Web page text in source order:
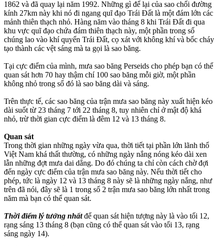
1862 và đã quay lại năm 1992. Những gì để lại của sao chổi đường
kính 27km này khi nó đi ngang quĩ đạo Trái Đất là một đám lớn các
mảnh thiên thạch nhỏ. Hàng năm vào tháng 8 khi Trái Đất đi qua
khu vực quĩ đạo chứa đám thiên thạch này, một phần trong số
chúng lao vào khí quyển Trái Đất, cọ xát với không khí và bốc cháy
tạo thành các vệt sáng mà ta gọi là sao băng.
Tại cực điểm của mình, mưa sao băng Perseids cho phép bạn có thể
quan sát hơn 70 hay thậm chí 100 sao băng mỗi giờ, một phần
không nhỏ trong số đó là sao băng dài và sáng.
Trên thực tế, các sao băng của trận mưa sao băng này xuất hiện kéo
dài suốt từ 23 tháng 7 tới 22 tháng 8, tuy nhiên chỉ ở mật độ khá
nhỏ, trừ thời gian cực điểm là đêm 12 và 13 tháng 8.
Quan sát
Trong thời gian những ngày vừa qua, thời tiết tại phần lớn lãnh thổ
Việt Nam khá thất thường, có những ngày nắng nóng kéo dài xen
lẫn những đợt mưa dai dẳng. Do đó chúng ta chỉ còn cách chờ đợi
đến ngày cực điểm của trận mưa sao băng này. Nếu thời tiết cho
phép, tức là ngày 12 và 13 tháng 8 này sẽ là những ngày nắng, như
trên đã nói, đây sẽ là 1 trong số 2 trận mưa sao băng lớn nhất trong
năm mà bạn có thể quan sát.
Thời điểm lý tưởng nhấtđể quan sát hiện tượng này là vào tối 12,
rạng sáng 13 tháng 8 (bạn cũng có thể quan sát vào tối 13, rạng
sáng ngày 14).